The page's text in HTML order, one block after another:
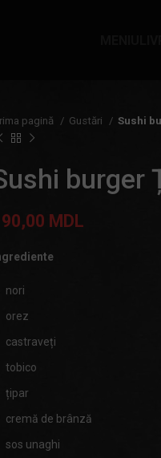
pagină Gustări Sushi
burger
MDL
nori
orez
castraveți
tobico
țipar
cremă de brânză
sos unaghi